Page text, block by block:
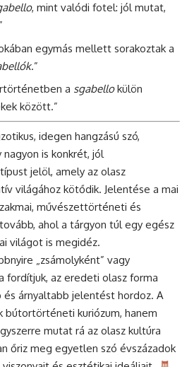
, mint valódi fotel: jól mutat,
egymás mellett sorakoztak a
.”
a sgabellokülön
között.”
idegen hangzású szó,
is konkrét, jól
jelöl, amely az olasz
világához kötődik. Jelentése a mai
művészettörténeti és
ahol a tárgyon túl egy egész
világot is megidéz.
„zsámolyként” vagy
fordítjuk, az eredeti olasz forma
árnyaltabb jelentést hordoz. A
bútortörténeti kuriózum, hanem
mutat rá az olasz kultúra
őriz meg egyetlen szó évszázadok